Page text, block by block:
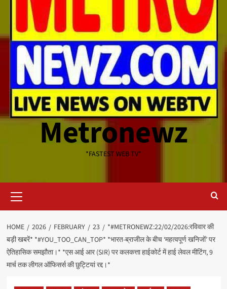
Metronewz
*FASTEST WEB TV*
Menu
HOME 2026 FEBRUARY 23
*#METRONEWZ:22/02/2026:रविवार की
बड़ी खबरें* *#YOU_TOO_CAN_TOP* *भारत-ब्राजील के बीच ‘महत्वपूर्ण खनिजों’ पर
ऐतिहासिक समझौता।* *एस आई आर (SIR) पर कलकत्ता हाईकोर्ट में हाई लेवल मीटिंग, 9
मार्च तक लीगल ऑफिसर्स की छुट्टियां रद्द।*